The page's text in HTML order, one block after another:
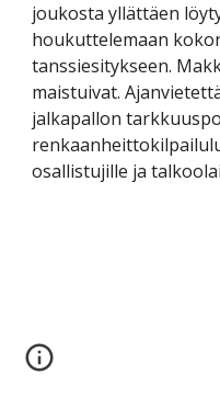
joukosta yllättäen
houkuttelemaan
tanssiesitykseen.
maistuivat.
jalkapallon
osallistujille ja